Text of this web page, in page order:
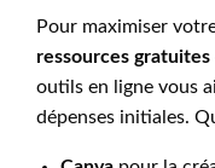
Pour maximiser
ressources
outils en ligne vous
dépenses initiales.